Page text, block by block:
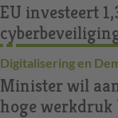
EU investeert
Digitalisering en
Minister wil
hoge werkdruk